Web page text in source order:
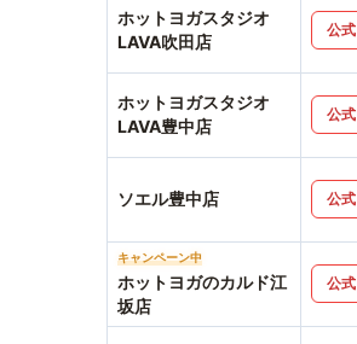
ホットヨガスタジオ
LAVA吹田店
公式
ホットヨガスタジオ
LAVA豊中店
公式
ソエル豊中店 公式
キャンペーン中
ホットヨガのカルド江
坂店
公式